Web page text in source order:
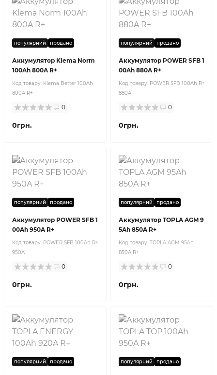
популярний продано
Аккумулятор Klema Norm
100Ah 800A R+
Код товару: Klema Better 100Ah
800A R+
0
0грн.
популярний продано
Аккумулятор POWER SFB 1
00Ah 880A R+
Код товару: POWER SFB 100Ah R+
880A
0
0грн.
популярний продано
Аккумулятор POWER SFB 1
00Ah 950A R+
Код товару: POWER SFB 100Ah R+
950A
0
0грн.
популярний продано
Аккумулятор TOPLA AGM 9
5Ah 850A R+
Код товару: TOPLA AGM 95Ah
850A R+
0
0грн.
популярний продано популярний продано